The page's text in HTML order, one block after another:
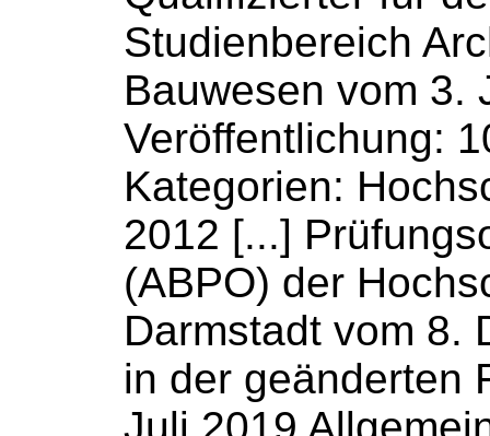
Studienbereich
Bauwesen vom 3.
Veröffentlichung:
Kategorien:
2012 [...]
(ABPO) der
Darmstadt vom 8.
in der geänderten